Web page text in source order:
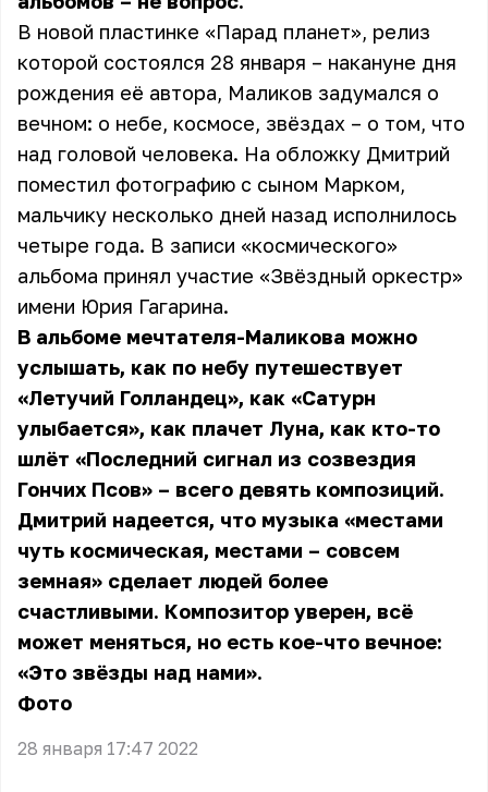
В новой пластинке «Парад планет», релиз
которой состоялся 28 января – накануне дня
рождения её автора, Маликов задумался о
вечном: о небе, космосе, звёздах – о том, что
над головой человека. На обложку Дмитрий
поместил фотографию с сыном Марком,
мальчику несколько дней назад исполнилось
четыре года. В записи «космического»
альбома принял участие «Звёздный оркестр»
имени Юрия Гагарина.
В альбоме мечтателя-Маликова можно
услышать, как по небу путешествует
«Летучий Голландец», как «Сатурн
улыбается», как плачет Луна, как кто-то
шлёт «Последний сигнал из созвездия
Гончих Псов» – всего девять композиций.
Дмитрий надеется, что музыка «местами
чуть космическая, местами – совсем
земная» сделает людей более
счастливыми. Композитор уверен, всё
может меняться, но есть кое-что вечное:
«Это звёзды над нами».
Фото
28 января 17:47 2022